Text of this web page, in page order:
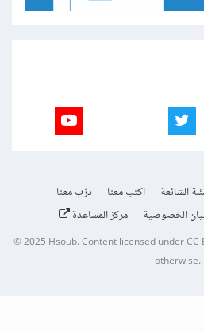
الشائعة اكتب معنا
درّب معنا
الخصوصية مركز المساعدة
© 2025 Hsoub.Content licensed underCC
otherwise.